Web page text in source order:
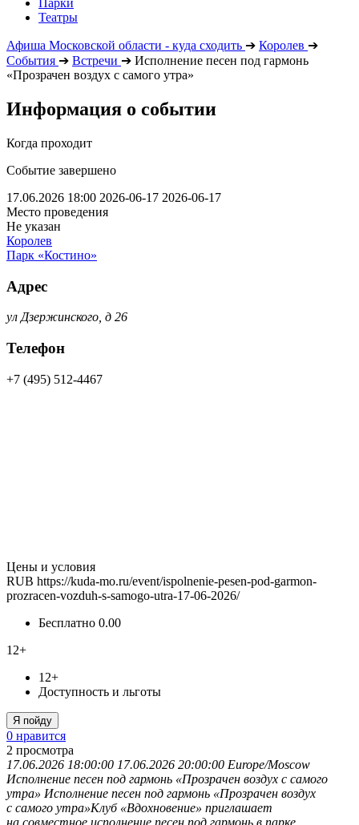
Парки
Театры
Афиша Московской области - куда сходить ➔ Королев ➔
События ➔ Встречи ➔ Исполнение песен под гармонь
«Прозрачен воздух с самого утра»
Информация о событии
Когда проходит
Событие завершено
17.06.2026 18:00 2026-06-17 2026-06-17
Место проведения
Не указан
Королев
Парк «Костино»
Адрес
ул Дзержинского, д 26
Телефон
+7 (495) 512-4467
Цены и условия
RUB https://kuda-mo.ru/event/ispolnenie-pesen-pod-garmon-
prozracen-vozduh-s-samogo-utra-17-06-2026/
Бесплатно 0.00
12+
12+
Доступность и льготы
Я пойду
0 нравится
2 просмотра
17.06.2026 18:00:00 17.06.2026 20:00:00 Europe/Moscow
Исполнение песен под гармонь «Прозрачен воздух с самого
утра» Исполнение песен под гармонь «Прозрачен воздух
с самого утра»Клуб «Вдохновение» приглашает
на совместное исполнение песен под гармонь в парке